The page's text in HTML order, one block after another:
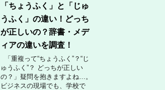
「ちょうふく」と「じゅ
うふく」の違い！どっち
が正しいの？辞書・メデ
ィアの違いを調査！
「重複って“ちょうふく”？“じ
ゅうふく”？ どっちが正しい
の？」疑問を抱きますよね…。
ビジネスの現場でも、学校で